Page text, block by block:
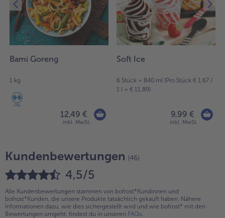
Bami Goreng
1 kg
12,49 €
inkl. MwSt.
Soft Ice
6 Stück = 840 ml (Pro Stück € 1,67 /
1 l = € 11,89)
9,99 €
inkl. MwSt.
Kundenbewertungen (46)
4,5/5
Alle Kundenbewertungen stammen von bofrost*Kundinnen und
bofrost*Kunden, die unsere Produkte tatsächlich gekauft haben. Nähere
Informationen dazu, wie dies sichergestellt wird und wie bofrost* mit den
Bewertungen umgeht, findest du in unseren FAQs